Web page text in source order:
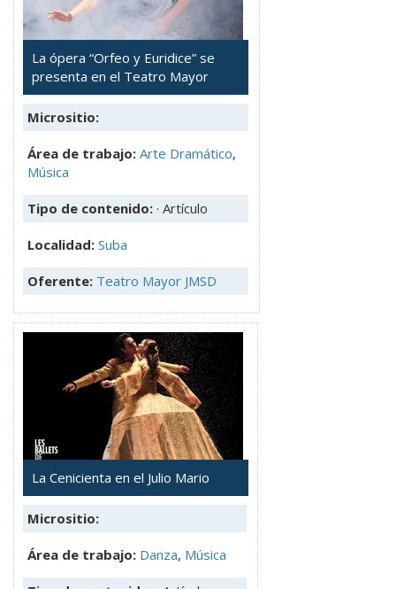
La ópera “Orfeo y Euridice” se
presenta en el Teatro Mayor
Micrositio:
Área de trabajo: Arte Dramático,
Música
Tipo de contenido: · Artículo
Localidad: Suba
Oferente: Teatro Mayor JMSD
La Cenicienta en el Julio Mario
Micrositio:
Área de trabajo: Danza, Música